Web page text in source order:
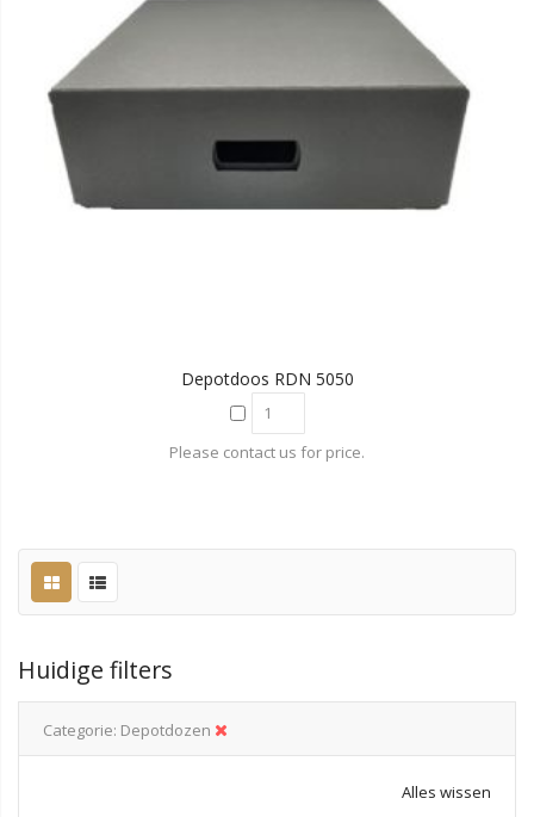
Depotdoos RDN 5050
Please contact us for price.
Huidige filters
Categorie Depotdozen
Alles wissen